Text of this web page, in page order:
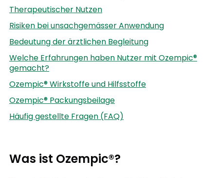
Therapeutischer Nutzen
Risiken bei unsachgemässer Anwendung
Bedeutung der ärztlichen Begleitung
Welche Erfahrungen haben Nutzer mit Ozempic®
gemacht?
Ozempic® Wirkstoffe und Hilfsstoffe
Ozempic® Packungsbeilage
Häufig gestellte Fragen (FAQ)
Was ist Ozempic®?